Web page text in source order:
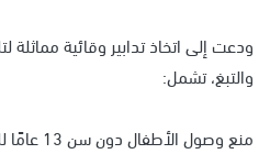
ودعت إلى اتخاذ تدابير وقائية
والتبغ، تشمل:
منع وصول الأطفال دون سن 13 عامًا للهواتف الذكية